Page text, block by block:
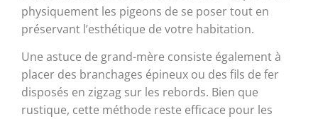
physiquement les pigeons de se poser tout en
préservant l’esthétique de votre habitation.
Une astuce de grand-mère consiste également à
placer des branchages épineux ou des fils de fer
disposés en zigzag sur les rebords. Bien que
rustique, cette méthode reste efficace pour les